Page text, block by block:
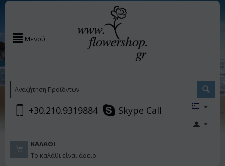
Μενού
+30.210.9319884 Skype Call
ΚΑΛΆΘΙ
Το καλάθι είναι άδειο